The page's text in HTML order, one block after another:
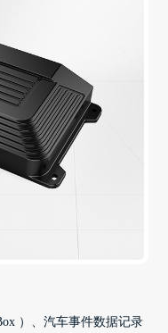
）、汽车事件数据记录